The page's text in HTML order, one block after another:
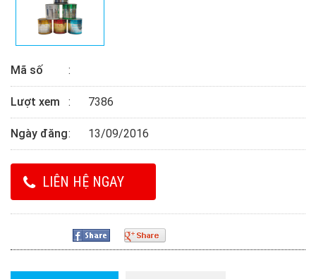
Mã số
Lượt xem 7386
Ngày đăng 13/09/2016
LIÊN HỆ NGAY